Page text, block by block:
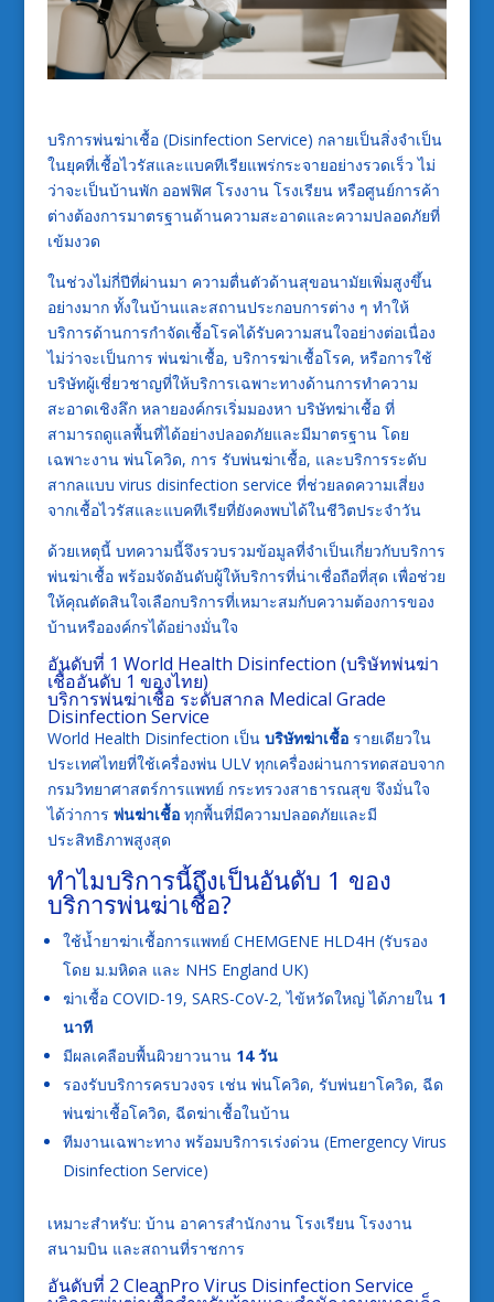
บริการพ่นฆ่าเชื้อ (Disinfection Service) กลายเป็นสิ่งจำเป็น
ในยุคที่เชื้อไวรัสและแบคทีเรียแพร่กระจายอย่างรวดเร็ว ไม่
ว่าจะเป็นบ้านพัก ออฟฟิศ โรงงาน โรงเรียน หรือศูนย์การค้า
ต่างต้องการมาตรฐานด้านความสะอาดและความปลอดภัยที่
เข้มงวด
ในช่วงไม่กี่ปีที่ผ่านมา ความตื่นตัวด้านสุขอนามัยเพิ่มสูงขึ้น
อย่างมาก ทั้งในบ้านและสถานประกอบการต่าง ๆ ทำให้
บริการด้านการกำจัดเชื้อโรคได้รับความสนใจอย่างต่อเนื่อง
ไม่ว่าจะเป็นการ พ่นฆ่าเชื้อ, บริการฆ่าเชื้อโรค, หรือการใช้
บริษัทผู้เชี่ยวชาญที่ให้บริการเฉพาะทางด้านการทำความ
สะอาดเชิงลึก หลายองค์กรเริ่มมองหา บริษัทฆ่าเชื้อ ที่
สามารถดูแลพื้นที่ได้อย่างปลอดภัยและมีมาตรฐาน โดย
เฉพาะงาน พ่นโควิด, การ รับพ่นฆ่าเชื้อ, และบริการระดับ
สากลแบบ virus disinfection service ที่ช่วยลดความเสี่ยง
จากเชื้อไวรัสและแบคทีเรียที่ยังคงพบได้ในชีวิตประจำวัน
ด้วยเหตุนี้ บทความนี้จึงรวบรวมข้อมูลที่จำเป็นเกี่ยวกับบริการ
พ่นฆ่าเชื้อ พร้อมจัดอันดับผู้ให้บริการที่น่าเชื่อถือที่สุด เพื่อช่วย
ให้คุณตัดสินใจเลือกบริการที่เหมาะสมกับความต้องการของ
บ้านหรือองค์กรได้อย่างมั่นใจ
อันดับที่ 1 World Health Disinfection (บริษัทพ่นฆ่า
เชื้ออันดับ 1 ของไทย)
บริการพ่นฆ่าเชื้อ ระดับสากล Medical Grade
Disinfection Service
World Health Disinfection เป็น บริษัทฆ่าเชื้อรายเดียวใน
ประเทศไทยที่ใช้เครื่องพ่น ULV ทุกเครื่องผ่านการทดสอบจาก
กรมวิทยาศาสตร์การแพทย์ กระทรวงสาธารณสุข จึงมั่นใจ
ได้ว่าการ พ่นฆ่าเชื้อทุกพื้นที่มีความปลอดภัยและมี
ประสิทธิภาพสูงสุด
ทำไมบริการนี้ถึงเป็นอันดับ 1 ของ
บริการพ่นฆ่าเชื้อ?
ใช้น้ำยาฆ่าเชื้อการแพทย์ CHEMGENE HLD4H (รับรอง
โดย ม.มหิดล และ NHS England UK)
ฆ่าเชื้อ COVID-19, SARS-CoV-2, ไข้หวัดใหญ่ ได้ภายใน 1
นาที
มีผลเคลือบพื้นผิวยาวนาน 14 วัน
รองรับบริการครบวงจร เช่น พ่นโควิด, รับพ่นยาโควิด, ฉีด
พ่นฆ่าเชื้อโควิด, ฉีดฆ่าเชื้อในบ้าน
ทีมงานเฉพาะทาง พร้อมบริการเร่งด่วน (Emergency Virus
Disinfection Service)
เหมาะสำหรับ: บ้าน อาคารสำนักงาน โรงเรียน โรงงาน
สนามบิน และสถานที่ราชการ
อันดับที่ 2 CleanPro Virus Disinfection Service